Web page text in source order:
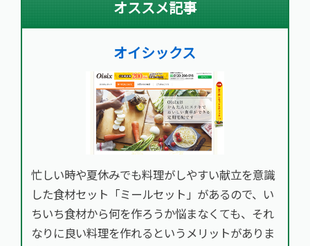
オススメ記事
オイシックス
忙しい時や夏休みでも料理がしやすい献立を意識
した食材セット「ミールセット」があるので、い
ちいち食材から何を作ろうか悩まなくても、それ
なりに良い料理を作れるというメリットがありま